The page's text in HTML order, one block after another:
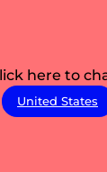
here to
United States